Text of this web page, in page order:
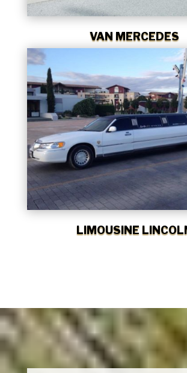
VAN MERCEDES
LIMOUSINE